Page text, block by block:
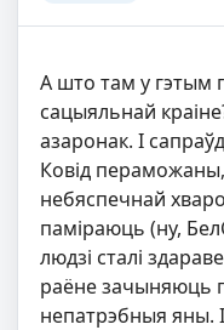
А што там у гэтым
сацыяльнай
азаронак. І
Ковід
небяспечнай
паміраюць (ну,
людзі сталі
раёне зачыняюць
непатрэбныя яны.